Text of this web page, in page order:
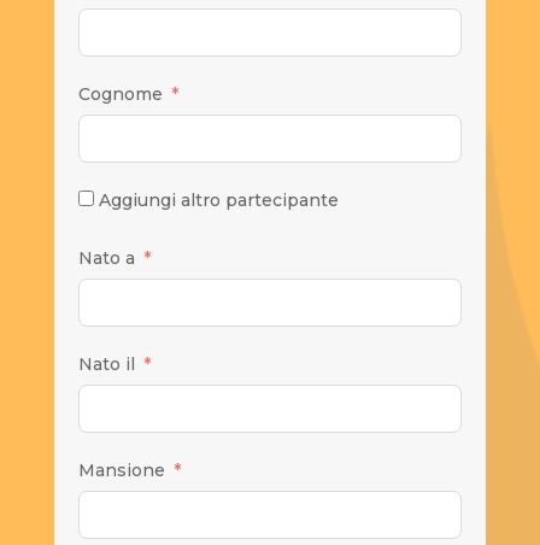
Cognome
Aggiungi altro partecipante
Nato a
Nato il
Mansione